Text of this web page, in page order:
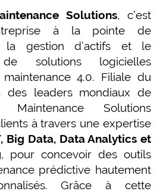
Solutions, c’est
à la pointe de
la gestion d’actifs et le
de solutions logicielles
4.0. Filiale du
des leaders mondiaux de
Maintenance Solutions
à travers une expertise
Big Data, Data Analytics et
, pour concevoir des outils
prédictive hautement
Grâce à cette